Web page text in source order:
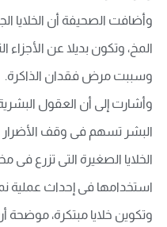
وأضافت الصحيفة أن الخلايا
المخ، وتكون بديلا عن
وسببت مرض فقدان الذاكرة.
وأشارت إلى أن العقول
البشر تسهم فى وقف الأضرار
الخلايا الصغيرة التى تزرع
استخدامها فى إحداث عملية
وتكوين خلايا مبتكرة، موضحة